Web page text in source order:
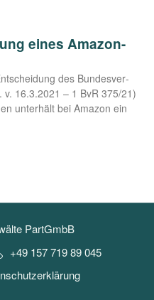
eines Amazon-
des Bun­des­ver­
v. 16.3.2021 – 1 BvR 375/21)
unter­hält bei Ama­zon ein
PartGmbB
+49 157 719 89 045